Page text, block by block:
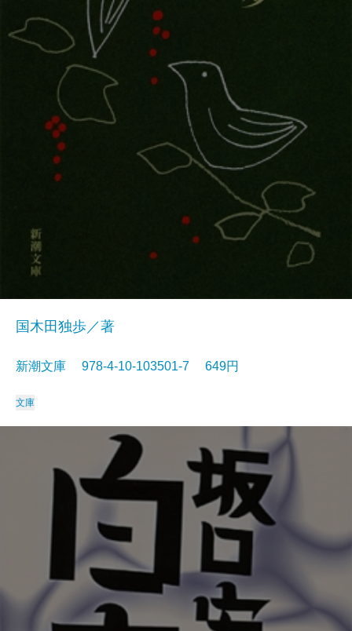
国木田独歩／著
新潮文庫 978-4-10-103501-7 649円
文庫